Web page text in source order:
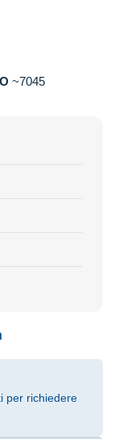
~7045
per richiedere